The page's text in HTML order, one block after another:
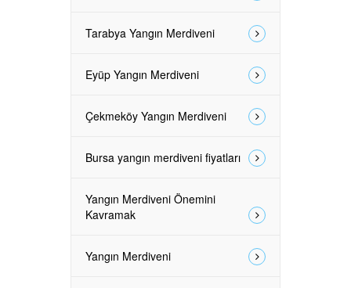
Tarabya Yangın Merdiveni
Eyüp Yangın Merdiveni
Çekmeköy Yangın Merdiveni
Bursa yangın merdiveni fiyatları
Yangın Merdiveni Önemini
Kavramak
Yangın Merdiveni